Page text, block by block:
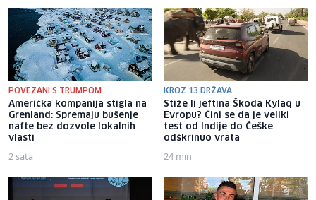
POVEZANI S TRUMPOM
Američka kompanija stigla na
Grenland: Spremaju bušenje
nafte bez dozvole lokalnih
vlasti
2 sata
KROZ 13 DRŽAVA
Stiže li jeftina Škoda Kylaq u
Evropu? Čini se da je veliki
test od Indije do Češke
odškrinuo vrata
24 min